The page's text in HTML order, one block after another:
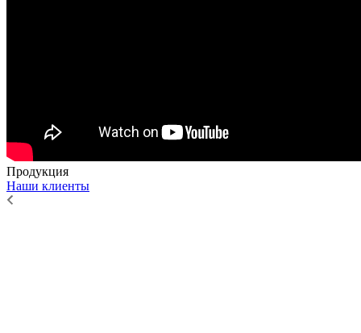
Продукция
Наши клиенты